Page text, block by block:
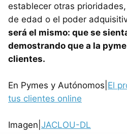
establecer otras
de edad o el poder
será el mismo: que se
demostrando que a la
clientes.
En Pymes y Autónomos| El
tus clientes online
Imagen| JACLOU-DL